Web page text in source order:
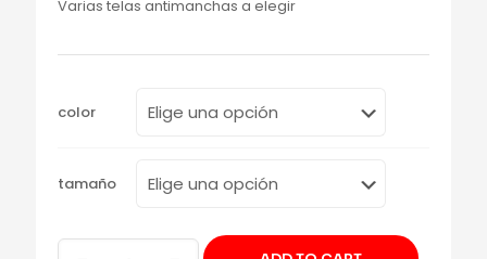
Varias telas antimanchas a elegir
color
tamaño
SOFA